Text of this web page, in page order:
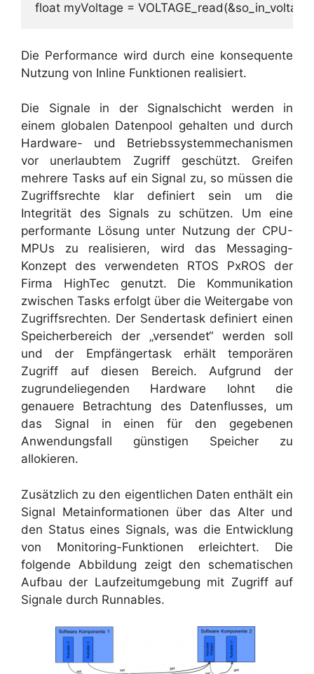
float myVoltage =
Die Performance wird durch eine konsequente
Nutzung von Inline Funktionen realisiert.
Die Signale in der Signalschicht werden in
einem globalen Datenpool gehalten und durch
Hardware- und Betriebssystemmechanismen
vor unerlaubtem Zugriff geschützt. Greifen
mehrere Tasks auf ein Signal zu, so müssen die
Zugriffsrechte klar definiert sein um die
Integrität des Signals zu schützen. Um eine
performante Lösung unter Nutzung der CPU-
MPUs zu realisieren, wird das Messaging-
Konzept des verwendeten RTOS PxROS der
Firma HighTec genutzt. Die Kommunikation
zwischen Tasks erfolgt über die Weitergabe von
Zugriffsrechten. Der Sendertask definiert einen
Speicherbereich der „versendet“ werden soll
und der Empfängertask erhält temporären
Zugriff auf diesen Bereich. Aufgrund der
zugrundeliegenden Hardware lohnt die
genauere Betrachtung des Datenflusses, um
das Signal in einen für den gegebenen
Anwendungsfall günstigen Speicher zu
allokieren.
Zusätzlich zu den eigentlichen Daten enthält ein
Signal Metainformationen über das Alter und
den Status eines Signals, was die Entwicklung
von Monitoring-Funktionen erleichtert. Die
folgende Abbildung zeigt den schematischen
Aufbau der Laufzeitumgebung mit Zugriff auf
Signale durch Runnables.